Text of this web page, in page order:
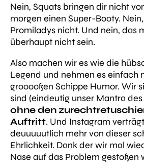
Nein, Squats bringen dir nicht
morgen einen Super-Booty.
Promiladys nicht. Und nein, das
überhaupt nicht sein.
Also machen wir es wie die
Legend und nehmen es einfach
grooooßen Schippe Humor. Wir
sind (eindeutig unser Mantra
ohne den
Auftritt. Und Instagram
deuuuuutlich mehr von dieser
Ehrlichkeit. Dank der wir mal
Nase auf das Problem gestoßen